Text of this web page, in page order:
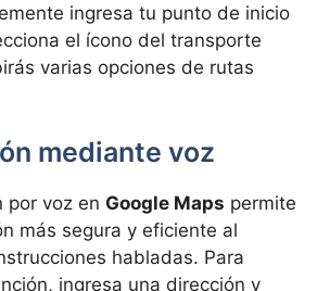
ingresa tu punto de inicio
el ícono del transporte
varias opciones de rutas
mediante voz
por voz en Google Maps permite
más segura y eficiente al
habladas. Para
ingresa una dirección y